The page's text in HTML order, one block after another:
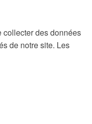
collecter des données
de notre site. Les